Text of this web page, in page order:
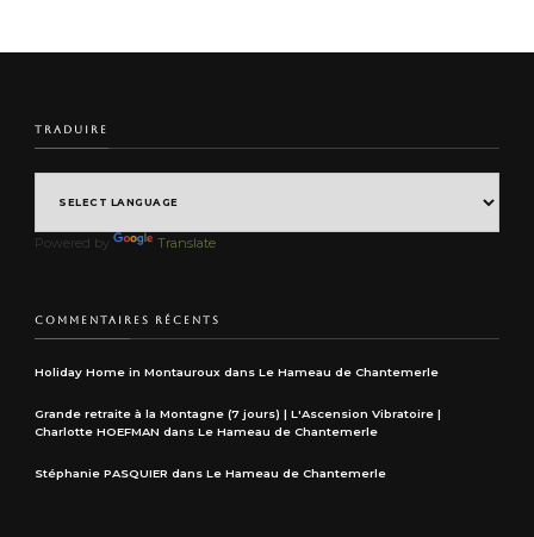
TRADUIRE
Powered by Translate
COMMENTAIRES RÉCENTS
Holiday Home in Montauroux dans Le Hameau de Chantemerle
Grande retraite à la Montagne (7 jours) | L'Ascension Vibratoire |
Charlotte HOEFMAN dans Le Hameau de Chantemerle
Stéphanie PASQUIER dans Le Hameau de Chantemerle